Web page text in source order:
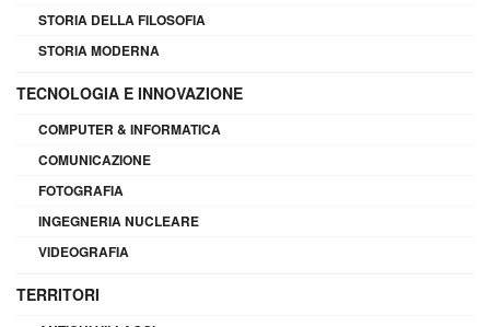
STORIA DELLA FILOSOFIA
STORIA MODERNA
TECNOLOGIA E INNOVAZIONE
COMPUTER & INFORMATICA
COMUNICAZIONE
FOTOGRAFIA
INGEGNERIA NUCLEARE
VIDEOGRAFIA
TERRITORI